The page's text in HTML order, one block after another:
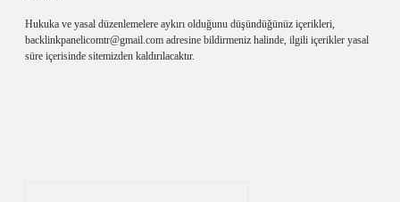
Hukuka ve yasal düzenlemelere aykırı olduğunu düşündüğünüz içerikleri,
backlinkpanelicomtr@gmail.com adresine bildirmeniz halinde, ilgili içerikler yasal
süre içerisinde sitemizden kaldırılacaktır.